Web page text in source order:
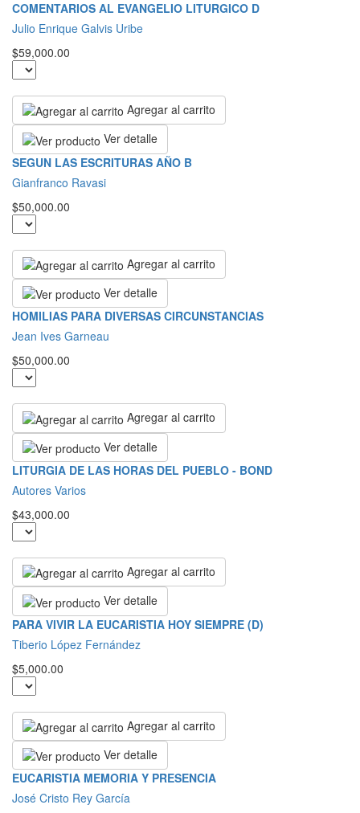
COMENTARIOS AL EVANGELIO LITURGICO D
Julio Enrique Galvis Uribe
$59,000.00
Agregar al carrito
Ver detalle
SEGUN LAS ESCRITURAS AÑO B
Gianfranco Ravasi
$50,000.00
Agregar al carrito
Ver detalle
HOMILIAS PARA DIVERSAS CIRCUNSTANCIAS
Jean Ives Garneau
$50,000.00
Agregar al carrito
Ver detalle
LITURGIA DE LAS HORAS DEL PUEBLO - BOND
Autores Varios
$43,000.00
Agregar al carrito
Ver detalle
PARA VIVIR LA EUCARISTIA HOY SIEMPRE (D)
Tiberio López Fernández
$5,000.00
Agregar al carrito
Ver detalle
EUCARISTIA MEMORIA Y PRESENCIA
José Cristo Rey García